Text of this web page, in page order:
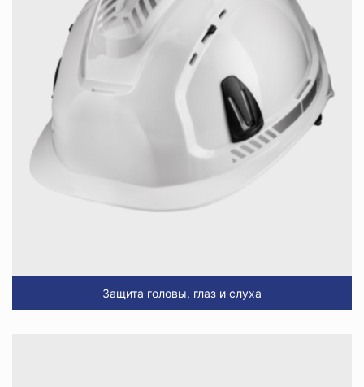
Защита головы, глаз и слуха